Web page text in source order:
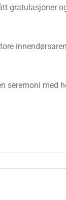
gratulasjoner
seremoni med